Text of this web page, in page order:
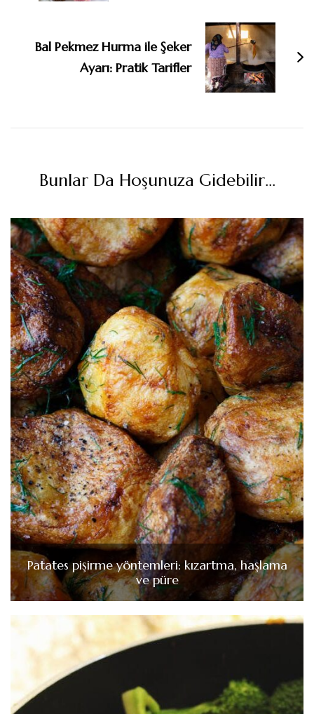
Bal Pekmez Hurma ile Şeker
Ayarı: Pratik Tarifler
Bunlar Da Hoşunuza Gidebilir...
Patates pişirme yöntemleri: kızartma, haşlama
ve püre